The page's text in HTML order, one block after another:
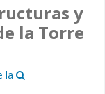
y
la Torre
la